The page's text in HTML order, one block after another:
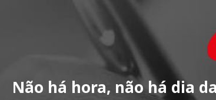
Não há hora, não há dia